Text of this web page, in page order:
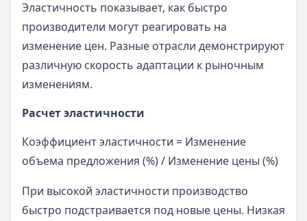
Эластичность показывает, как быстро
производители могут реагировать на
изменение цен. Разные отрасли демонстрируют
различную скорость адаптации к рыночным
изменениям.
Расчет эластичности
Коэффициент эластичности = Изменение
объема предложения (%) / Изменение цены (%)
При высокой эластичности производство
быстро подстраивается под новые цены. Низкая